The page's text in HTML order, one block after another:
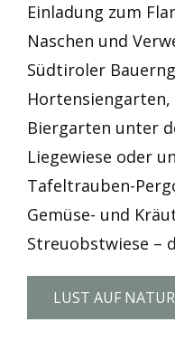
Einladung zum
Naschen und
Südtiroler
Biergarten unter
Liegewiese oder
Tafeltrauben-
Gemüse- und
Streuobstwiese –
LUST AUF